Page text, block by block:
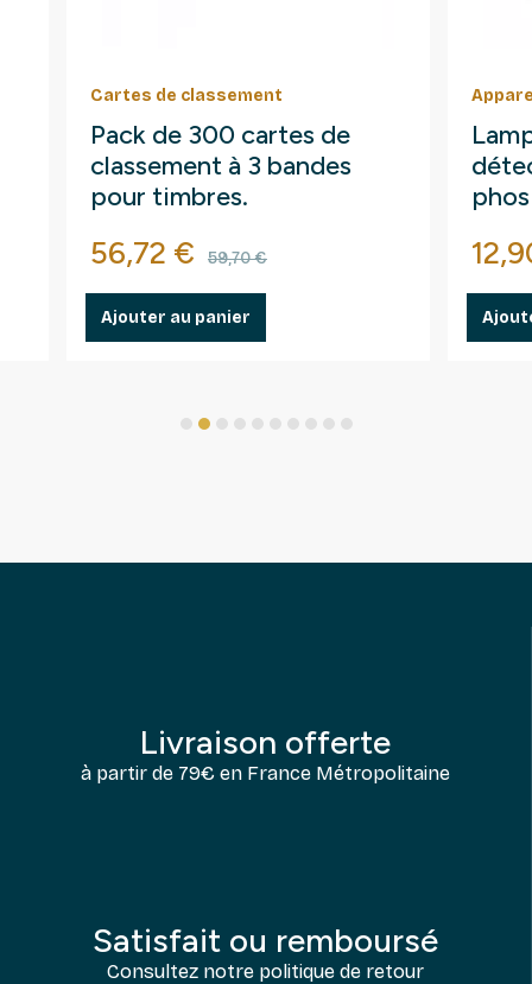
Cartes de classement
Pack de 300 cartes de
classement à 3 bandes
pour timbres.
Prix
56,72 € Prix de base
59,70 €
Ajouter au panier
Prix
Livraison offerte
à partir de 79€ en France Métropolitaine
Satisfait ou remboursé
Consultez notre politique de retour